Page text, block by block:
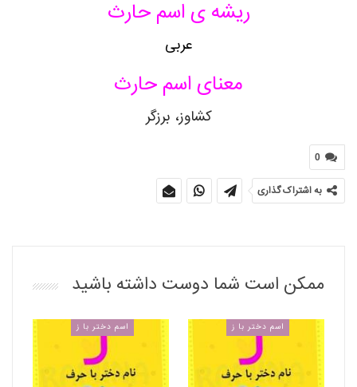
ریشه ی اسم حارث
عربی
معنای اسم حارث
کشاوز، برزگر
0
به اشتراک گذاری
ممکن است شما دوست داشته باشید
اسم دختر با ز اسم دختر با ز